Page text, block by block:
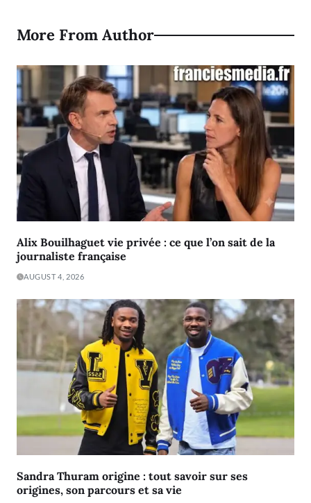
More From Author
Alix Bouilhaguet vie privée : ce que l’on sait de la
journaliste française
AUGUST 4, 2026
Sandra Thuram origine : tout savoir sur ses
origines, son parcours et sa vie